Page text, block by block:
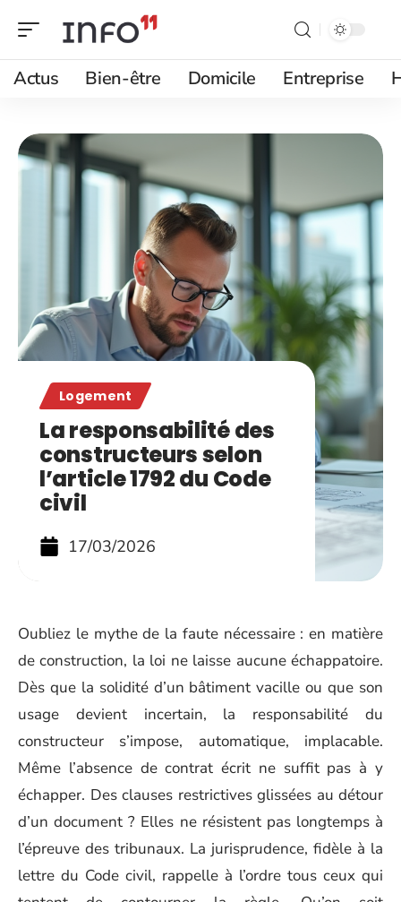
Actus Bien-être Domicile Entreprise
Logement
La responsabilité des
constructeurs selon
l’article 1792 du Code
civil
17/03/2026
Oubliez le mythe de la faute nécessaire : en matière
de construction, la loi ne laisse aucune échappatoire.
Dès que la solidité d’un bâtiment vacille ou que son
usage devient incertain, la responsabilité du
constructeur s’impose, automatique, implacable.
Même l’absence de contrat écrit ne suffit pas à y
échapper. Des clauses restrictives glissées au détour
d’un document ? Elles ne résistent pas longtemps à
l’épreuve des tribunaux. La jurisprudence, fidèle à la
lettre du Code civil, rappelle à l’ordre tous ceux qui